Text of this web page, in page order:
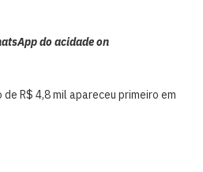
do acidade on
R$ 4,8 mil apareceu primeiro em